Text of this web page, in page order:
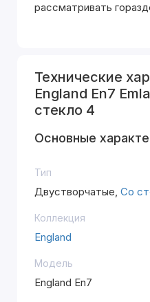
рассматривать
Технические
England En7
стекло 4
Основные
Тип
Двустворчатые, Со
Коллекция
England
Модель
England En7